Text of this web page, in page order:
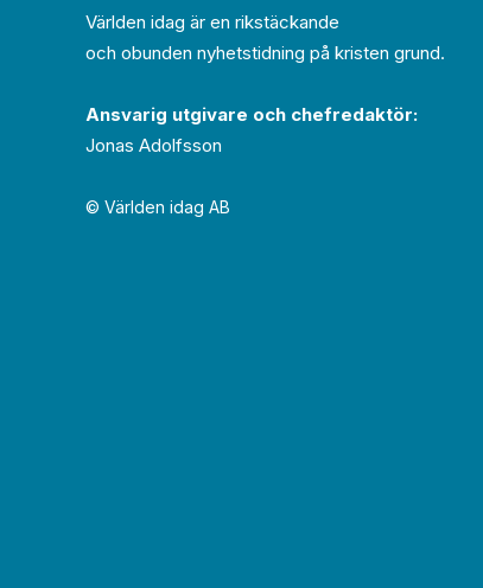
Världen idag är en rikstäckande
och obunden nyhets­­­tidning på kristen grund.
Ansvarig utgivare och chef­redaktör:
Jonas Adolfsson
© Världen idag AB